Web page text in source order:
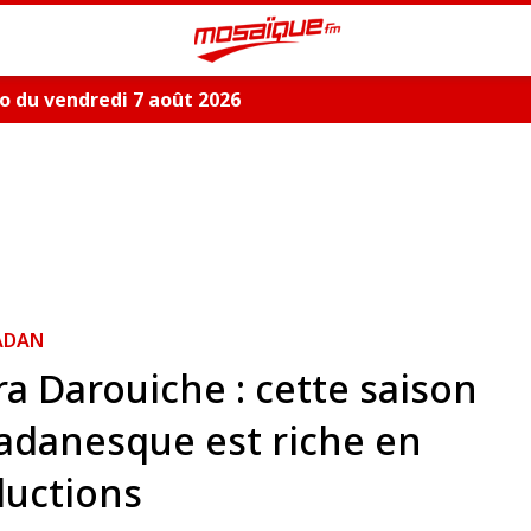
du vendredi 7 août 2026
Darouiche : cette saison
est riche en